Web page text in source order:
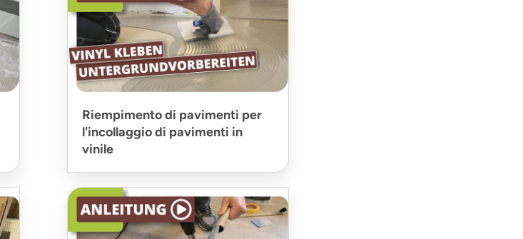
Riempimento di pavimenti per
l'incollaggio di pavimenti in
vinile